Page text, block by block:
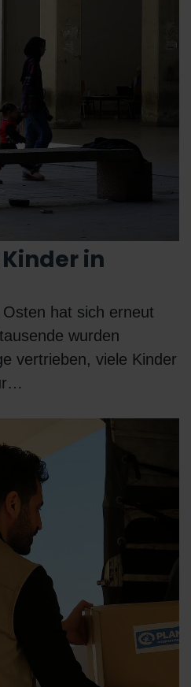
in
hat sich erneut
wurden
vertrieben, viele Kinder